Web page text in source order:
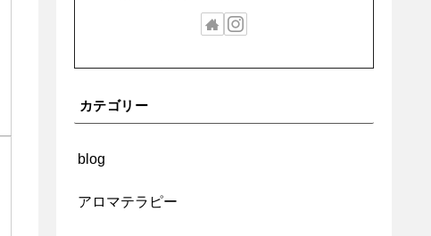
カテゴリー
blog
アロマテラピー